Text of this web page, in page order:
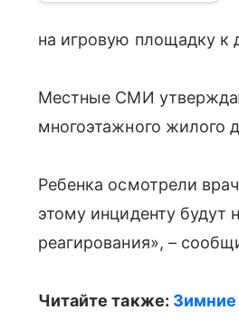
на игровую площадку к
Местные СМИ
многоэтажного жилого
Ребенка осмотрели
этому инциденту будут
реагирования», –
Читайте также: Зимние